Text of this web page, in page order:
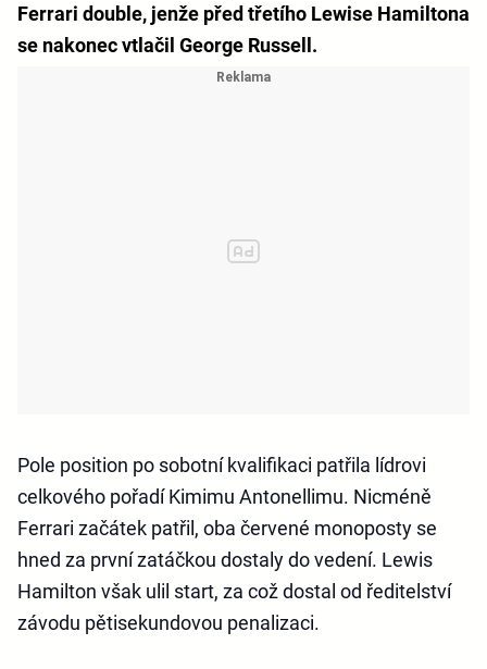
Ferrari double, jenže před třetího Lewise Hamiltona
se nakonec vtlačil George Russell.
Pole position po sobotní kvalifikaci patřila lídrovi
celkového pořadí Kimimu Antonellimu. Nicméně
Ferrari začátek patřil, oba červené monoposty se
hned za první zatáčkou dostaly do vedení. Lewis
Hamilton však ulil start, za což dostal od ředitelství
závodu pětisekundovou penalizaci.